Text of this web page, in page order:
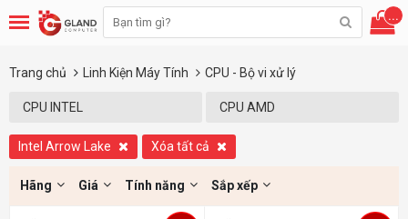
...
Trang chủ Linh Kiện Máy Tính CPU - Bộ vi xử lý
CPU INTEL CPU AMD
Intel Arrow Lake Xóa tất cả
Hãng Giá Tính năng Sắp xếp